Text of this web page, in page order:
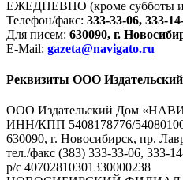
ЕЖЕДНЕВНО (кроме субботы и
Телефон/факс: 333-33-06, 333-
Для писем: 630090, г.
E-Mail: gazeta@navigato.ru
Реквизиты ООО
ООО Издательский Дом
ИНН/КПП 5408178776/
630090, г. Новосибирск, пр.
тел./факс (383) 333-33-06, 333-
р/с 40702810301330000238